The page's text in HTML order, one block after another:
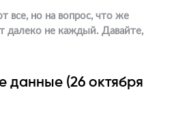
все, но на вопрос, что же
далеко не каждый. Давайте,
данные (26 октября